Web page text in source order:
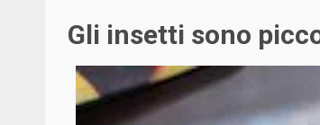
Gli insetti sono